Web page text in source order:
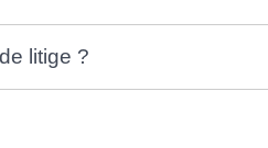
litige ?